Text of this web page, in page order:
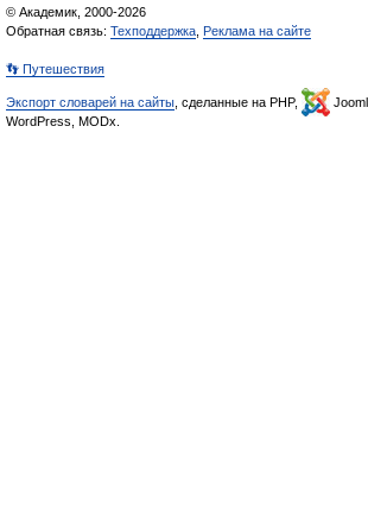
© Академик, 2000-2026
Обратная связь: Техподдержка Реклама на сайте
👣 Путешествия
Экспорт словарей на сайты , сделанные на PHP,
WordPress, MODx.